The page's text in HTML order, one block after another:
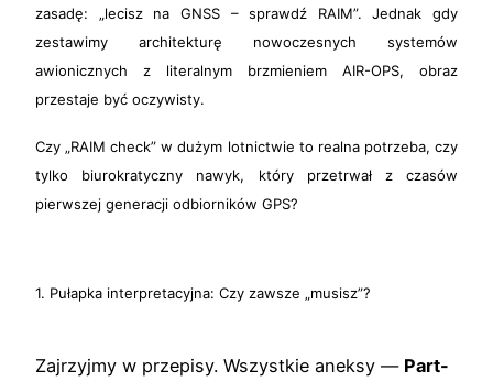
zasadę: „lecisz na GNSS – sprawdź RAIM”. Jednak gdy
zestawimy architekturę nowoczesnych systemów
awionicznych z literalnym brzmieniem AIR-OPS, obraz
przestaje być oczywisty.
Czy „RAIM check” w dużym lotnictwie to realna potrzeba, czy
tylko biurokratyczny nawyk, który przetrwał z czasów
pierwszej generacji odbiorników GPS?
1. Pułapka interpretacyjna: Czy zawsze „musisz”?
Zajrzyjmy w przepisy. Wszystkie aneksy — Part-